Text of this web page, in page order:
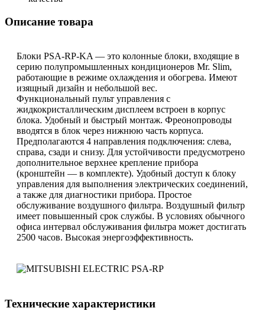
Описание товара
Блоки PSA-RP-KA — это колонные блоки, входящие в
серию полупромышленных кондиционеров Mr. Slim,
работающие в режиме охлаждения и обогрева. Имеют
изящный дизайн и небольшой вес.
Функциональный пульт управления с
жидкокристаллическим дисплеем встроен в корпус
блока. Удобный и быстрый монтаж. Фреонопроводы
вводятся в блок через нижнюю часть корпуса.
Предполагаются 4 направления подключения: слева,
справа, сзади и снизу. Для устойчивости предусмотрено
дополнительное верхнее крепление прибора
(кронштейн — в комплекте). Удобный доступ к блоку
управления для выполнения электрических соединений,
а также для диагностики прибора. Простое
обслуживание воздушного фильтра. Воздушный фильтр
имеет повышенный срок службы. В условиях обычного
офиса интервал обслуживания фильтра может достигать
2500 часов. Высокая энергоэффективность.
Технические характеристики